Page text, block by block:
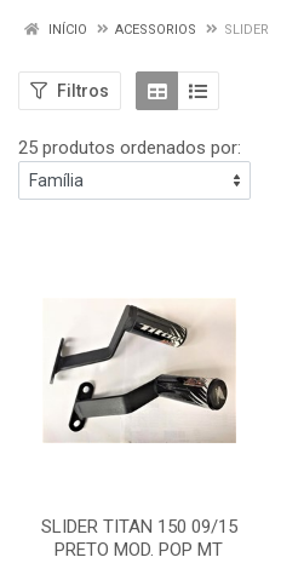
INÍCIO ACESSORIOS SLIDER
Filtros
25 produtos ordenados por:
SLIDER TITAN 150 09/15
PRETO MOD. POP MT